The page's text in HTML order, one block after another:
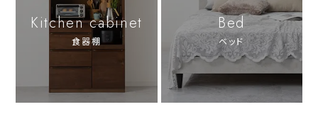
Kitchen cabinet
食器棚
Bed
ベッド